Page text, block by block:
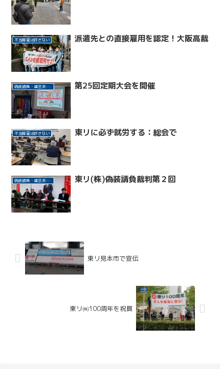
不当解雇は許さない 派遣先との直接雇用を認定！大阪高裁
偽装請負・違法派遣許さない(東リ事件) 第25回定期大会を開催
不当解雇は許さない 東リに必ず就労する：総会で
偽装請負・違法派遣許さない(東リ事件) 東リ(株)偽装請負裁判第２回
東リ見本市で宣伝
東リ㈱100周年を祝賀